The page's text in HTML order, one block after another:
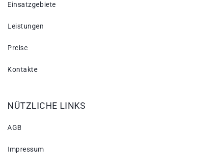
Einsatzgebiete
Leistungen
Preise
Kontakte
NÜTZLICHE LINKS
AGB
Impressum